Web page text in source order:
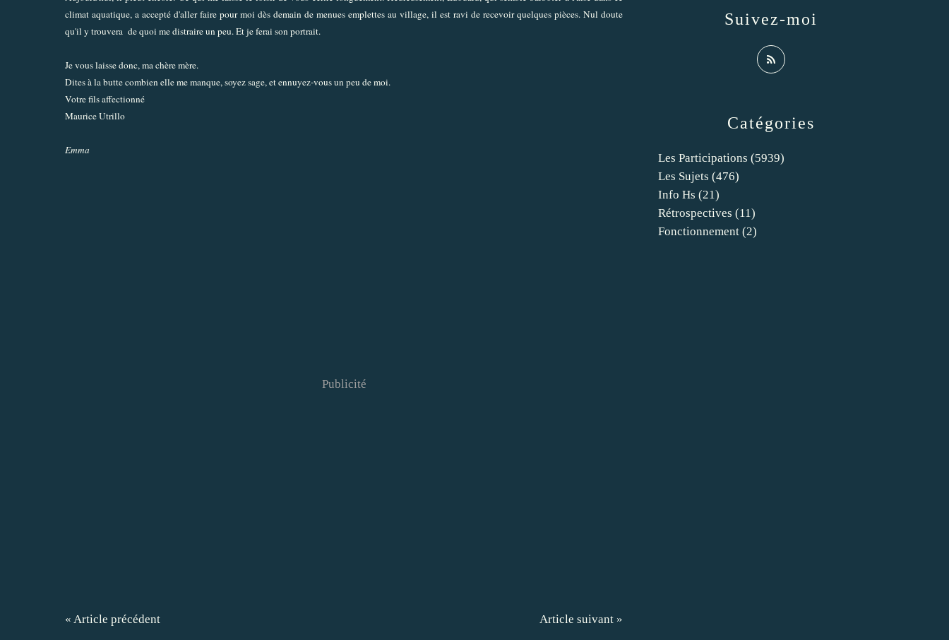
climat aquatique, a accepté d'aller faire pour moi dès demain de menues emplettes au village, il est ravi de recevoir quelques pièces. Nul doute
qu'il y trouvera de quoi me distraire un peu. Et je ferai son portrait.
Je vous laisse donc, ma chère mère.
Dites à la butte combien elle me manque, soyez sage, et ennuyez-vous un peu de moi.
Votre fils affectionné
Maurice Utrillo
Emma
Publicité
« Article précédent Article suivant »
Catégories
Les Participations (5939)
Les Sujets (476)
Info Hs (21)
Rétrospectives (11)
Fonctionnement (2)
Suivez-moi